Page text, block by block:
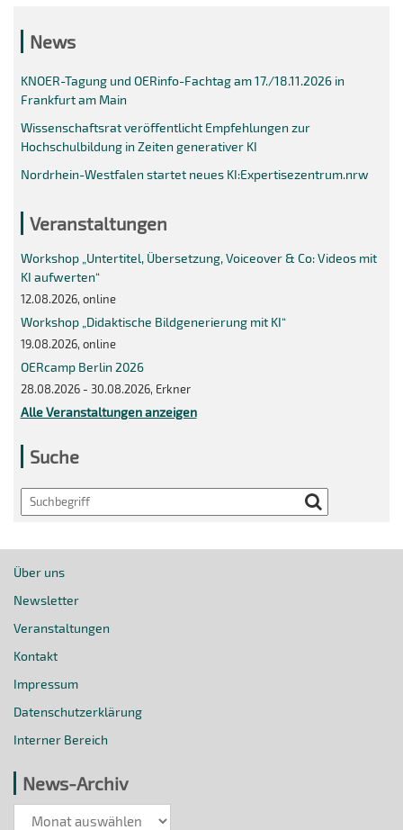
News
KNOER-Tagung und OERinfo-Fachtag am 17./18.11.2026 in
Frankfurt am Main
Wissenschaftsrat veröffentlicht Empfehlungen zur
Hochschulbildung in Zeiten generativer KI
Nordrhein-Westfalen startet neues KI:Expertisezentrum.nrw
Veranstaltungen
Workshop „Untertitel, Übersetzung, Voiceover & Co: Videos mit
KI aufwerten“
12.08.2026, online
Workshop „Didaktische Bildgenerierung mit KI“
19.08.2026, online
OERcamp Berlin 2026
28.08.2026 - 30.08.2026, Erkner
Alle Veranstaltungen anzeigen
Suche
Search
Über uns
Newsletter
Veranstaltungen
Kontakt
Impressum
Datenschutzerklärung
Interner Bereich
News-Archiv
News-